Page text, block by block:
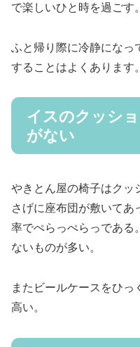
で楽しいひと時を過ごす。
ふと帰り際に冷静になっ
することはよくあります。
イスのクッシ
がない
やきとん屋の椅子はクッ
さげに座布団が敷いてあ
率でぺらっぺらっである
ないものが多い。
またビールケースをひっ
高い。